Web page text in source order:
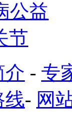
公益
节
介 - 专
线- 网